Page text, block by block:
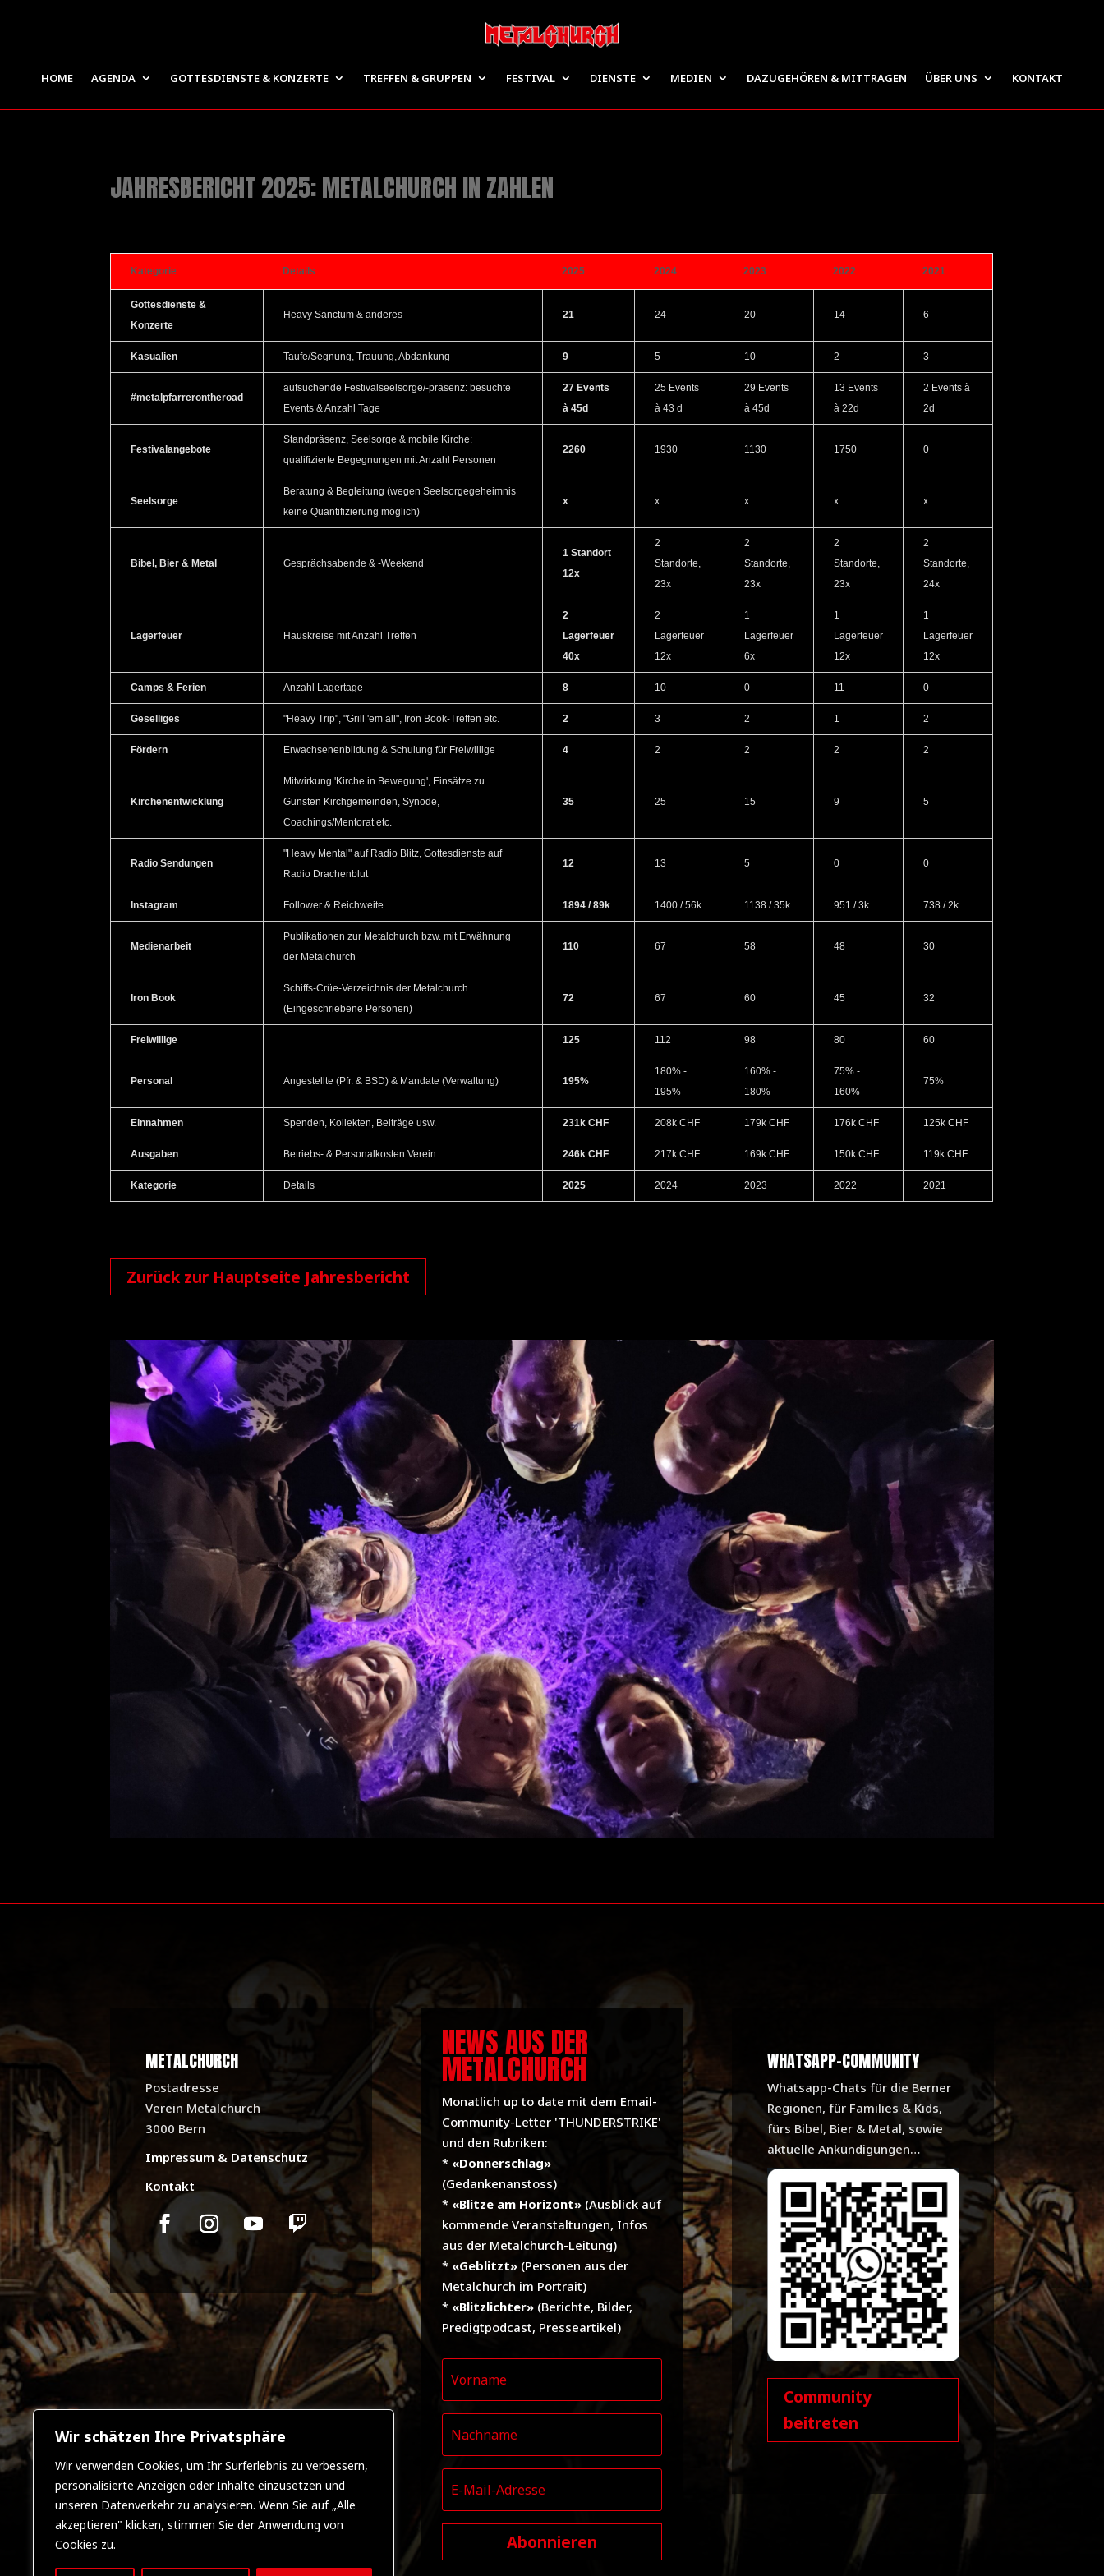
Wir schätzen Ihre Privatsphäre
Wir verwenden Cookies, um Ihr Surferlebnis zu verbessern,
personalisierte Anzeigen oder Inhalte einzusetzen und
unseren Datenverkehr zu analysieren. Wenn Sie auf „Alle
akzeptieren" klicken, stimmen Sie der Anwendung von
Cookies zu.
HOME AGENDA GOTTESDIENSTE & KONZERTE TREFFEN & GRUPPEN FESTIVAL DIENSTE MEDIEN DAZUGEHÖREN & MITTRAGEN ÜBER UNS KONTAKT
JAHRESBERICHT 2025: METALCHURCH IN ZAHLEN
Kategorie Details 2025 2024 2023 2022 2021
Gottesdienste &
Konzerte
Heavy Sanctum & anderes 21 24 20 14 6
Kasualien Taufe/Segnung, Trauung, Abdankung 9 5 10 2 3
#metalpfarrerontheroad
aufsuchende Festivalseelsorge/-präsenz: besuchte
Events & Anzahl Tage
27 Events
à 45d
25 Events
à 43 d
29 Events
à 45d
13 Events
à 22d
2 Events à
2d
Festivalangebote
Standpräsenz, Seelsorge & mobile Kirche:
qualifizierte Begegnungen mit Anzahl Personen
2260 1930 1130 1750 0
Seelsorge
Beratung & Begleitung (wegen Seelsorgegeheimnis
keine Quantifizierung möglich)
x x x x x
Bibel, Bier & Metal Gesprächsabende & -Weekend
1 Standort
12x
2
Standorte,
23x
2
Standorte,
23x
2
Standorte,
23x
2
Standorte,
24x
Lagerfeuer Hauskreise mit Anzahl Treffen
2
Lagerfeuer
40x
2
Lagerfeuer
12x
1
Lagerfeuer
6x
1
Lagerfeuer
12x
1
Lagerfeuer
12x
Camps & Ferien Anzahl Lagertage 8 10 0 11 0
Geselliges "Heavy Trip", "Grill 'em all", Iron Book-Treffen etc. 2 3 2 1 2
Fördern Erwachsenenbildung & Schulung für Freiwillige 4 2 2 2 2
Kirchenentwicklung
Mitwirkung 'Kirche in Bewegung', Einsätze zu
Gunsten Kirchgemeinden, Synode,
Coachings/Mentorat etc.
35 25 15 9 5
Radio Sendungen
"Heavy Mental" auf Radio Blitz, Gottesdienste auf
Radio Drachenblut
12 13 5 0 0
Instagram Follower & Reichweite 1894 / 89k 1400 / 56k 1138 / 35k 951 / 3k 738 / 2k
Medienarbeit
Publikationen zur Metalchurch bzw. mit Erwähnung
der Metalchurch
110 67 58 48 30
Iron Book
Schiffs-Crüe-Verzeichnis der Metalchurch
(Eingeschriebene Personen)
72 67 60 45 32
Freiwillige 125 112 98 80 60
Personal Angestellte (Pfr. & BSD) & Mandate (Verwaltung) 195%
180% -
195%
160% -
180%
75% -
160%
75%
Einnahmen Spenden, Kollekten, Beiträge usw. 231k CHF 208k CHF 179k CHF 176k CHF 125k CHF
Ausgaben Betriebs- & Personalkosten Verein 246k CHF 217k CHF 169k CHF 150k CHF 119k CHF
Kategorie Details 2025 2024 2023 2022 2021
Zurück zur Hauptseite Jahresbericht
METALCHURCH
Postadresse
Verein Metalchurch
3000 Bern
Impressum & Datenschutz
Kontakt
NEWS AUS DER
METALCHURCH
Monatlich up to date mit dem Email-
Community-Letter 'THUNDERSTRIKE'
und den Rubriken:
* «Donnerschlag»
(Gedankenanstoss)
* «Blitze am Horizont»(Ausblick auf
kommende Veranstaltungen, Infos
aus der Metalchurch-Leitung)
* «Geblitzt»(Personen aus der
Metalchurch im Portrait)
* «Blitzlichter»(Berichte, Bilder,
Predigtpodcast, Presseartikel)
Abonnieren
WHATSAPP-COMMUNITY
Whatsapp-Chats für die Berner
Regionen, für Families & Kids,
fürs Bibel, Bier & Metal, sowie
aktuelle Ankündigungen…
Community
beitreten